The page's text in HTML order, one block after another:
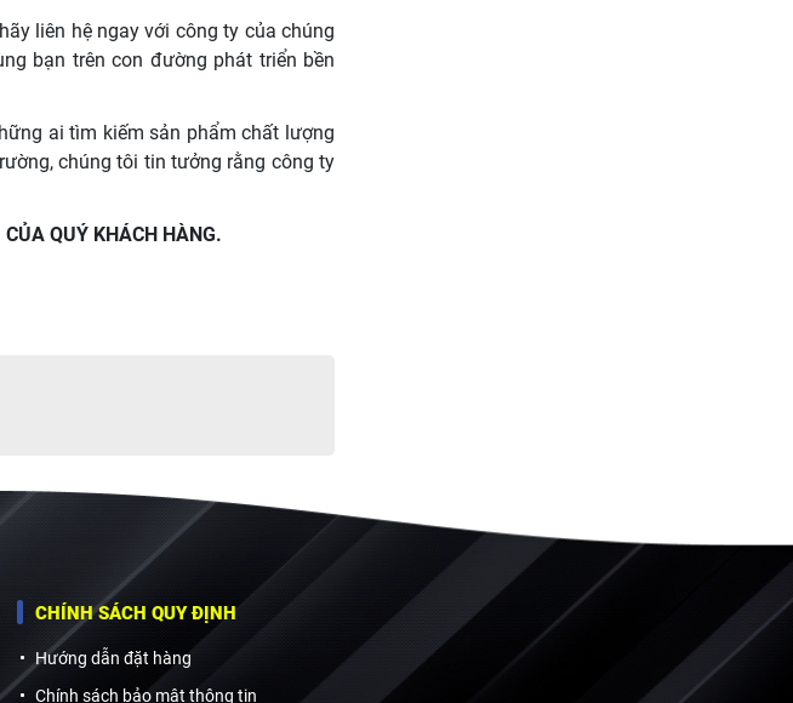
liên hệ ngay với công ty của chúng
bạn trên con đường phát triển bền
ai tìm kiếm sản phẩm chất lượng
chúng tôi tin tưởng rằng công ty
QUÝ KHÁCH HÀNG.
CHÍNH SÁCH QUY ĐỊNH
Hướng dẫn đặt hàng
Chính sách bảo mật thông tin